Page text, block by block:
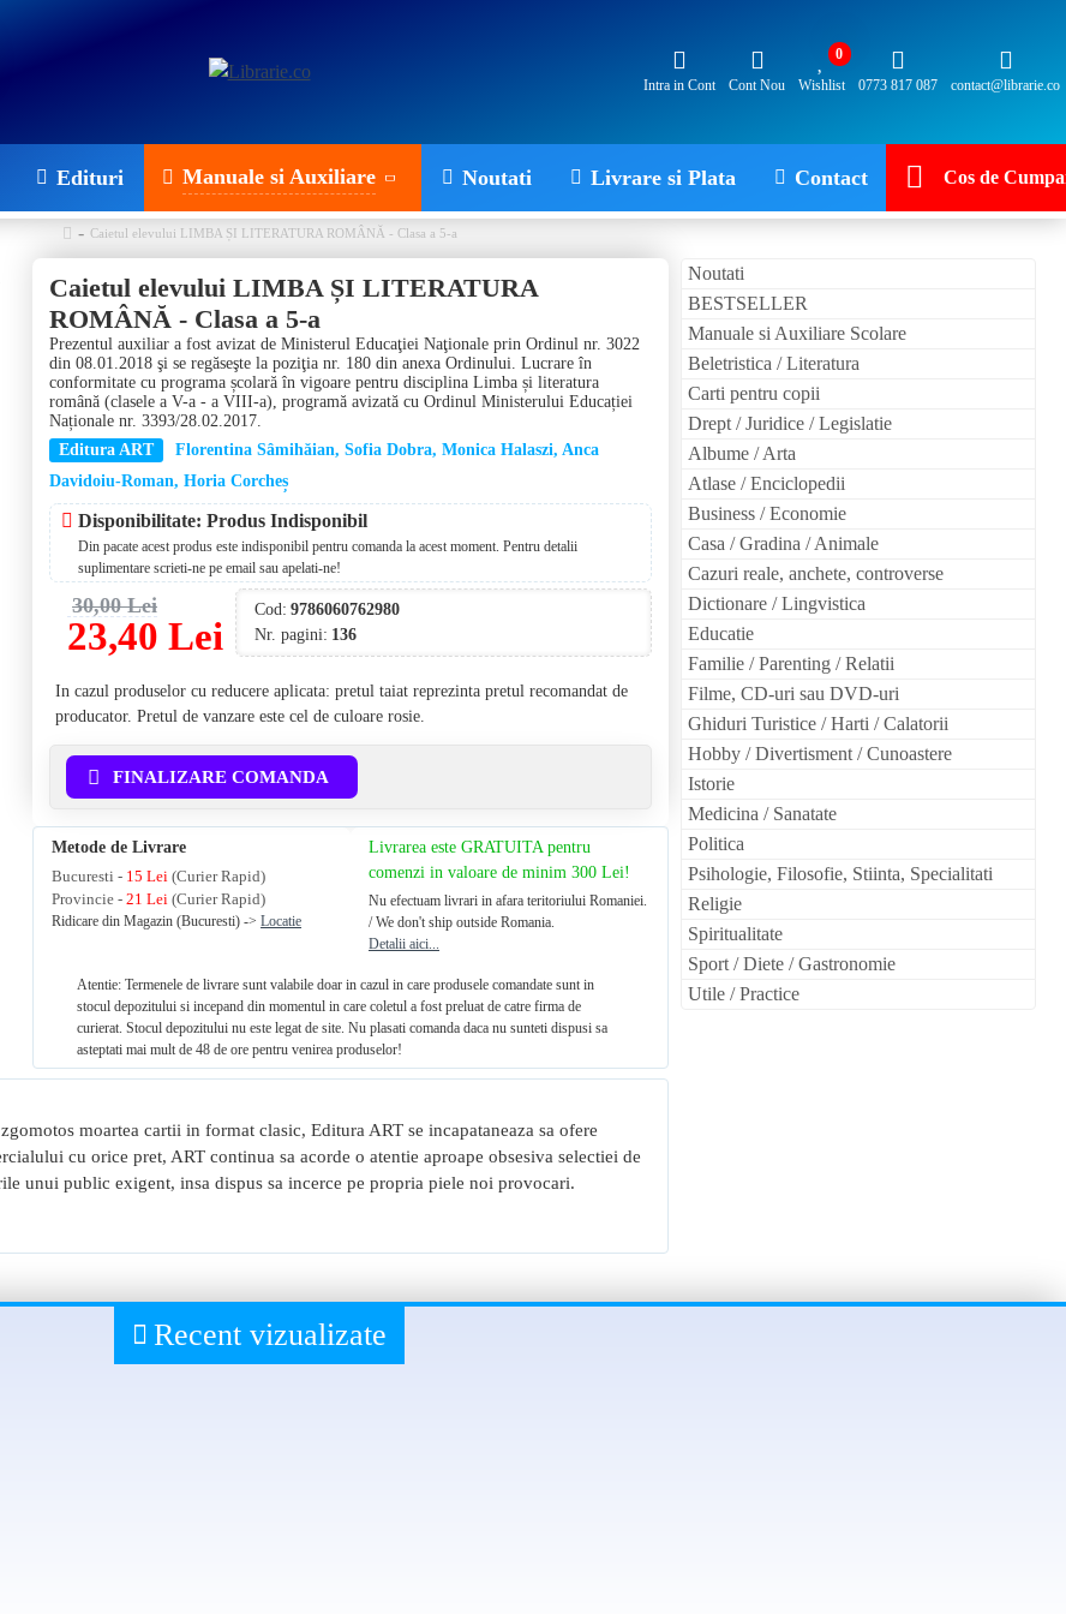
Intra in Cont Cont Nou Wishlist
0
0773 817 087
contact@librarie.co
Edituri Manuale si Auxiliare Noutati Livrare si Plata Contact Cos de
Caietul elevului LIMBA ȘI LITERATURA ROMÂNĂ - Clasa a 5-a
Caietul elevului LIMBA ȘI LITERATURA
ROMÂNĂ - Clasa a 5-a
Prezentul auxiliar a fost avizat de Ministerul Educaţiei Naţionale prin Ordinul nr. 3022
din 08.01.2018 şi se regăseşte la poziţia nr. 180 din anexa Ordinului. Lucrare în
conformitate cu programa școlară în vigoare pentru disciplina Limba și literatura
română (clasele a V-a - a VIII-a), programă avizată cu Ordinul Ministerului Educației
Naționale nr. 3393/28.02.2017.
Editura ART
Florentina Sâmihăian, Sofia Dobra, Monica Halaszi, Anca
Davidoiu-Roman, Horia Corcheș
Disponibilitate: Produs Indisponibil
Din pacate acest produs este indisponibil pentru comanda la acest moment. Pentru detalii
suplimentare scrieti-ne pe email sau apelati-ne!
23,40 Lei
30,00 Lei Cod: 9786060762980
Nr. pagini: 136
FINALIZARE COMANDA
In cazul produselor cu reducere aplicata: pretul taiat reprezinta pretul recomandat de
producator. Pretul de vanzare este cel de culoare rosie.
Metode de Livrare
Bucuresti - 15 Lei (Curier Rapid)
Provincie -21 Lei (Curier Rapid)
Ridicare din Magazin (Bucuresti) ->Locatie
Livrarea este GRATUITA pentru
comenzi in valoare de minim 300 Lei!
Nu efectuam livrari in afara teritoriului Romaniei.
/ We don't ship outside Romania.
Detalii aici...
Atentie: Termenele de livrare sunt valabile doar in cazul in care produsele comandate sunt in
stocul depozitului si incepand din momentul in care coletul a fost preluat de catre firma de
curierat. Stocul depozitului nu este legat de site. Nu plasati comanda daca nu sunteti dispusi sa
asteptati mai mult de 48 de ore pentru venirea produselor!
moartea cartii in format clasic, Editura ART se incapataneaza sa ofere
cu orice pret, ART continua sa acorde o atentie aproape obsesiva selectiei de
unui public exigent, insa dispus sa incerce pe propria piele noi provocari.
Noutati
BESTSELLER
Manuale si Auxiliare Scolare
Beletristica / Literatura
Carti pentru copii
Drept / Juridice / Legislatie
Albume / Arta
Atlase / Enciclopedii
Business / Economie
Casa / Gradina / Animale
Cazuri reale, anchete, controverse
Dictionare / Lingvistica
Educatie
Familie / Parenting / Relatii
Filme, CD-uri sau DVD-uri
Ghiduri Turistice / Harti / Calatorii
Hobby / Divertisment / Cunoastere
Istorie
Medicina / Sanatate
Politica
Psihologie, Filosofie, Stiinta, Specialitati
Religie
Spiritualitate
Sport / Diete / Gastronomie
Utile / Practice